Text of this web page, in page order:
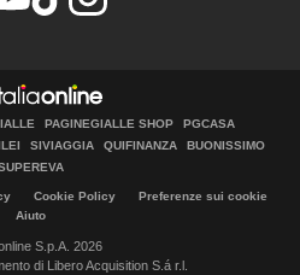
PAGINEGIALLE SHOP
PGCASA
SIVIAGGIA QUIFINANZA
BUONISSIMO
Cookie Policy
Preferenze sui cookie
Aiuto
S.p.A. 2026
di Libero Acquisition S.á r.l.